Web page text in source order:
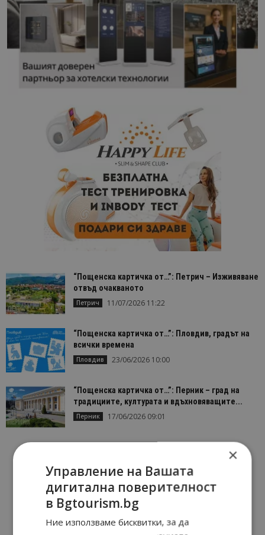
“Пощенска картичка от…”: Петрич – Изживяване
отвъд очакваното
Петрич 11/07/2026 11:22
“Пощенска картичка от…”: Пловдив, градът на
всички времена
Пловдив 23/06/2026 10:00
“Пощенска картичка от…”: Перник – град на
традициите, културата и вдъхновяващите...
Перник 17/06/2026 09:01
×
Управление на Вашата
дигитална поверителност
в Bgtourism.bg
Ние използваме бисквитки, за да